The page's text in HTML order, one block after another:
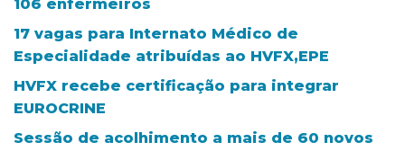
106 enfermeiros
17 vagas para Internato Médico de
Especialidade atribuídas ao HVFX,EPE
HVFX recebe certificação para integrar
EUROCRINE
Sessão de acolhimento a mais de 60 novos